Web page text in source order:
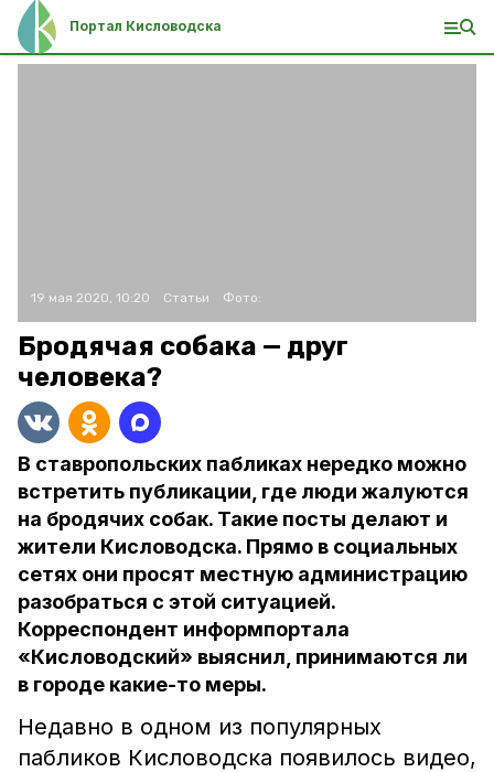
Портал Кисловодска
19 мая 2020, 10:20 Статьи Фото:
Бродячая собака — друг
человека?
В ставропольских пабликах нередко можно
встретить публикации, где люди жалуются
на бродячих собак. Такие посты делают и
жители Кисловодска. Прямо в социальных
сетях они просят местную администрацию
разобраться с этой ситуацией.
Корреспондент информпортала
«Кисловодский» выяснил, принимаются ли
в городе какие-то меры.
Недавно в одном из популярных
пабликов Кисловодска появилось видео,